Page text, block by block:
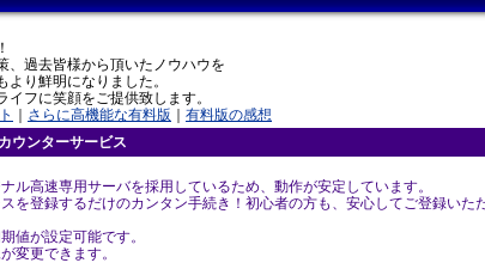
、過去皆様から頂いたノウハウを
り鮮明になりました。
フに笑顔をご提供致します。
さらに高機能な有料版
有料版の感想
ウンターサービス
ル高速専用サーバを採用しているため、動作が安定しています。
を登録するだけのカンタン手続き！初心者の方も、安心してご登録いた
値が設定可能です。
変更できます。